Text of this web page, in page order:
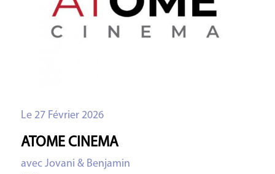
Le 27 Février 2026
ATOME CINEMA
avec Jovani & Benjamin